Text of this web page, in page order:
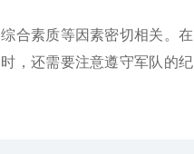
合素质等因素密切相关。在
，还需要注意遵守军队的纪